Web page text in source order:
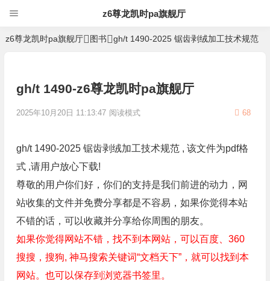
z6尊龙凯时pa旗舰厅
z6尊龙凯时pa旗舰厅 图书 gh/t 1490-2025 锯齿剥绒加工技术规范
gh/t 1490-z6尊龙凯时pa旗舰厅
2025年10月20日 11:13:47 68
阅读模式
gh/t 1490-2025 锯齿剥绒加工技术规范 , 该文件为pdf格
式 ,请用户放心下载!
尊敬的用户你们好，你们的支持是我们前进的动力，网
站收集的文件并免费分享都是不容易，如果你觉得本站
不错的话，可以收藏并分享给你周围的朋友。
如果你觉得网站不错，找不到本网站，可以百度、360
搜搜，搜狗, 神马搜索关键词“文档天下”，就可以找到本
网站。也可以保存到浏览器书签里。